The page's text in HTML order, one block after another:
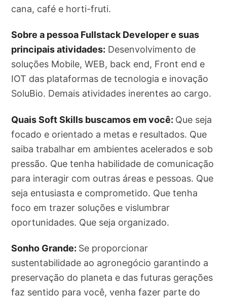
cana, café e horti-fruti.
Sobre a pessoa Fullstack Developer e suas
principais atividades: Desenvolvimento de
soluções Mobile, WEB, back end, Front end e
IOT das plataformas de tecnologia e inovação
SoluBio. Demais atividades inerentes ao cargo.
Quais Soft Skills buscamos em você: Que seja
focado e orientado a metas e resultados. Que
saiba trabalhar em ambientes acelerados e sob
pressão. Que tenha habilidade de comunicação
para interagir com outras áreas e pessoas. Que
seja entusiasta e comprometido. Que tenha
foco em trazer soluções e vislumbrar
oportunidades. Que seja organizado.
Sonho Grande: Se proporcionar
sustentabilidade ao agronegócio garantindo a
preservação do planeta e das futuras gerações
faz sentido para você, venha fazer parte do